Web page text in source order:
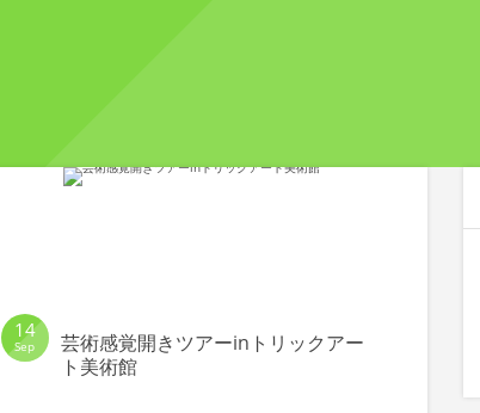
14
Sep
芸術感覚開きツアーinトリックアー
ト美術館